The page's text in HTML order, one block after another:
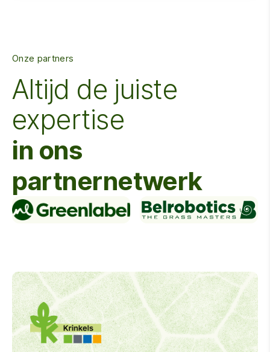
Onze partners
Altijd de juiste
expertise
in ons
partnernetwerk